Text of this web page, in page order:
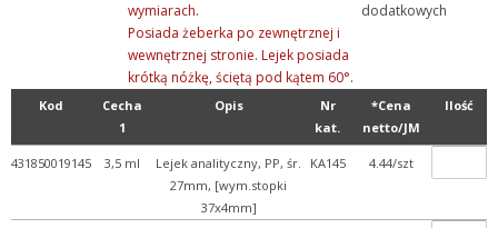
wymiarach.
Posiada żeberka po zewnętrznej i
wewnętrznej stronie. Lejek posiada
krótką nóżkę, ściętą pod kątem 60°.
dodatkowych
Kod
Cecha
1
Opis
Nr
kat.
*Cena
netto/JM
Ilość
431850019145 3,5 ml
Lejek analityczny, PP, śr.
27mm, [wym.stopki
37x4mm]
KA145 4.44/szt